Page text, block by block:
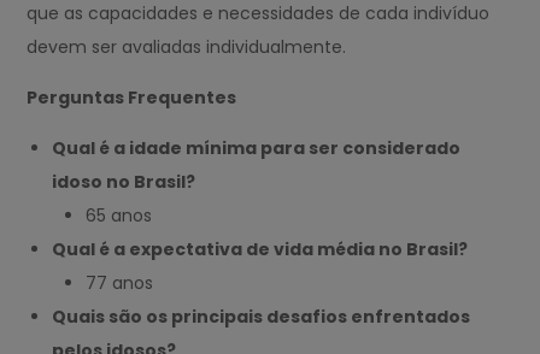
que as capacidades e necessidades de cada indivíduo
devem ser avaliadas individualmente.
Perguntas Frequentes
Qual é a idade mínima para ser considerado
idoso no Brasil?
65 anos
Qual é a expectativa de vida média no Brasil?
77 anos
Quais são os principais desafios enfrentados